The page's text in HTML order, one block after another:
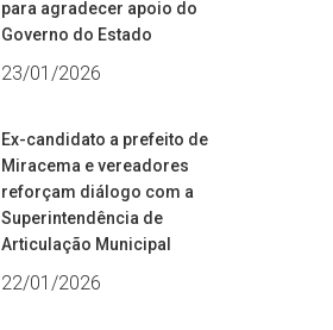
para agradecer apoio do
Governo do Estado
23/01/2026
Ex-candidato a prefeito de
Miracema e vereadores
reforçam diálogo com a
Superintendência de
Articulação Municipal
22/01/2026